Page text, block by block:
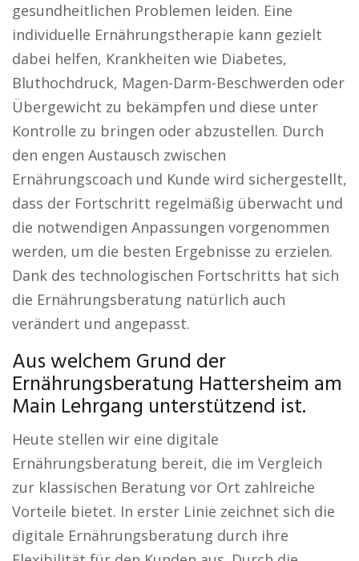
gesundheitlichen Problemen leiden. Eine
individuelle Ernährungstherapie kann gezielt
dabei helfen, Krankheiten wie Diabetes,
Bluthochdruck, Magen-Darm-Beschwerden oder
Übergewicht zu bekämpfen und diese unter
Kontrolle zu bringen oder abzustellen. Durch
den engen Austausch zwischen
Ernährungscoach und Kunde wird sichergestellt,
dass der Fortschritt regelmäßig überwacht und
die notwendigen Anpassungen vorgenommen
werden, um die besten Ergebnisse zu erzielen.
Dank des technologischen Fortschritts hat sich
die Ernährungsberatung natürlich auch
verändert und angepasst.
Aus welchem Grund der
Ernährungsberatung Hattersheim am
Main Lehrgang unterstützend ist.
Heute stellen wir eine digitale
Ernährungsberatung bereit, die im Vergleich
zur klassischen Beratung vor Ort zahlreiche
Vorteile bietet. In erster Linie zeichnet sich die
digitale Ernährungsberatung durch ihre